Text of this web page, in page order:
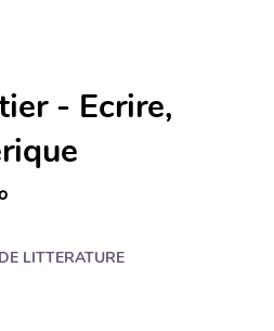
- Ecrire,
LITTERATURE